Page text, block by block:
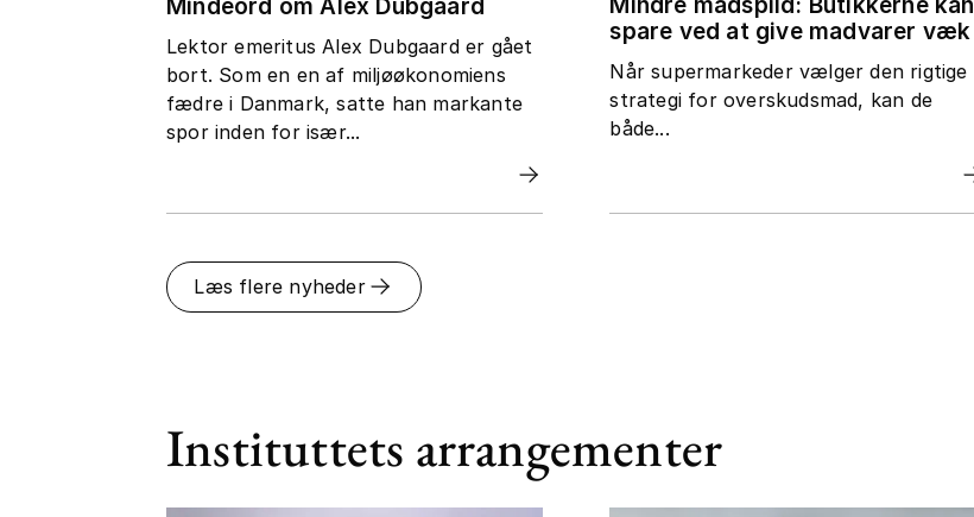
Mindeord om Alex Dubgaard
Lektor emeritus Alex Dubgaard er gået
bort. Som en en af miljøøkonomiens
fædre i Danmark, satte han markante
spor inden for især...
Mindre madspild: Butikkerne kan
spare ved at give madvarer væk
Når supermarkeder vælger den rigtige
strategi for overskudsmad, kan de
både...
Læs flere nyheder
Instituttets arrangementer